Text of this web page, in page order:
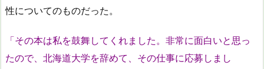
性についてのものだった。
「その本は私を鼓舞してくれました。非常に面白いと思っ
たので、北海道大学を辞めて、その仕事に応募しまし